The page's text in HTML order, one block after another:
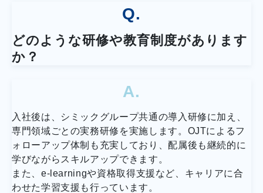
Q.
どのような研修や教育制度があります
か？
A.
入社後は、シミックグループ共通の導入研修に加え、
専門領域ごとの実務研修を実施します。OJTによるフ
ォローアップ体制も充実しており、配属後も継続的に
学びながらスキルアップできます。
また、e-learningや資格取得支援など、キャリアに合
わせた学習支援も行っています。